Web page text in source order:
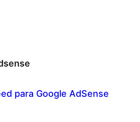
para Google AdSense